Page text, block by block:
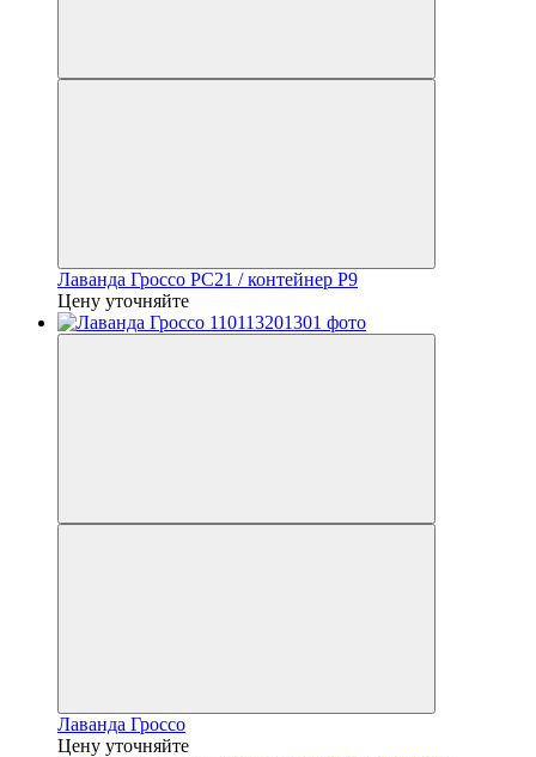
Лаванда Гроссо PC21 / контейнер P9
Цену уточняйте
Лаванда Гроссо
Цену уточняйте